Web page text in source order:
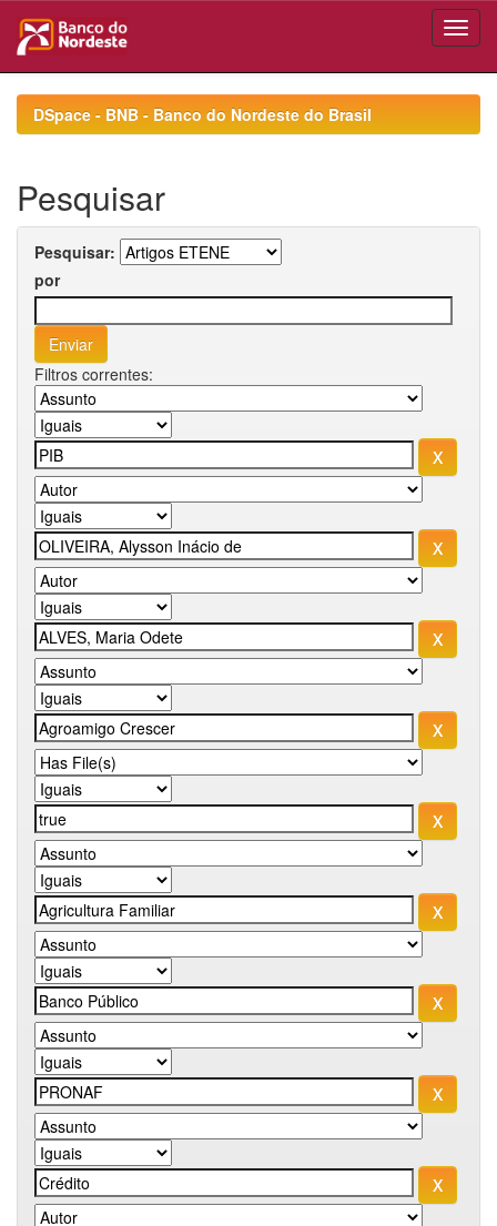
navigationDSpace - BNB - Banco do Nordeste do Brasil
Pesquisar
Pesquisar:
por
Filtros correntes: